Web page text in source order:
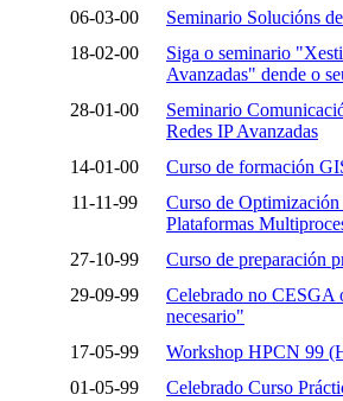
06-03-00
Seminario Solucións
18-02-00
Siga o seminario
Avanzadas" dende o
28-01-00
Seminario
Redes IP Avanzadas
14-01-00
Curso de formación
11-11-99
Curso de
Plataformas
27-10-99
Curso de preparación
29-09-99
Celebrado no CESGA
necesario"
17-05-99
Workshop HPCN 99
01-05-99
Celebrado Curso